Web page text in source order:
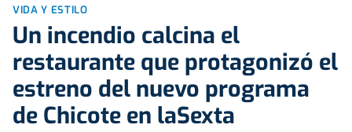
VIDA Y ESTILO
Un incendio calcina el
restaurante que protagonizó el
estreno del nuevo programa
de Chicote en laSexta